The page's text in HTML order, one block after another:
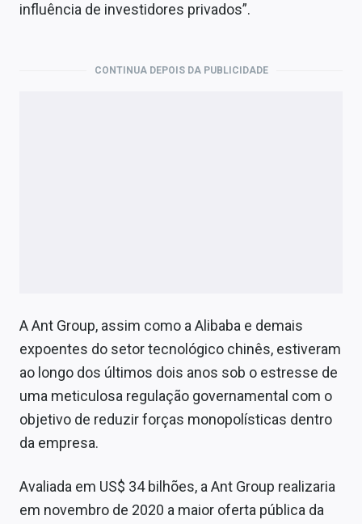
influência de investidores privados”.
CONTINUA DEPOIS DA PUBLICIDADE
A Ant Group, assim como a Alibaba e demais
expoentes do setor tecnológico chinês, estiveram
ao longo dos últimos dois anos sob o estresse de
uma meticulosa regulação governamental com o
objetivo de reduzir forças monopolísticas dentro
da empresa.
Avaliada em US$ 34 bilhões, a Ant Group realizaria
em novembro de 2020 a maior oferta pública da